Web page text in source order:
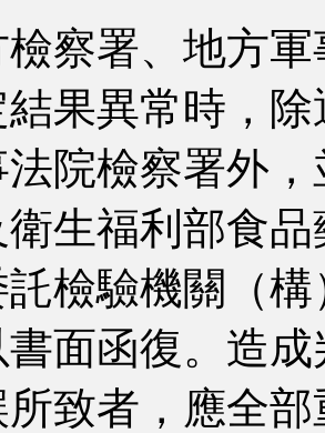
察署、地方
果異常時，
院檢察署外
衛生福利部食
託檢驗機關（
書面函復。造
致者，應全